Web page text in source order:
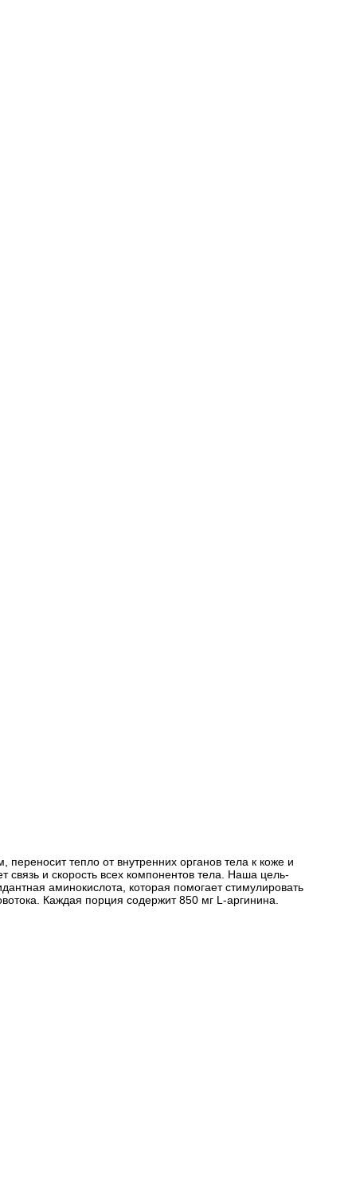
тепло от внутренних органов тела к коже и
и скорость всех компонентов тела. Наша цель-
аминокислота, которая помогает стимулировать
Каждая порция содержит 850 мг L-аргинина.